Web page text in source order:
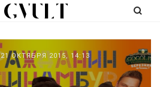
21 ОКТЯБРЯ 2015, 14:13